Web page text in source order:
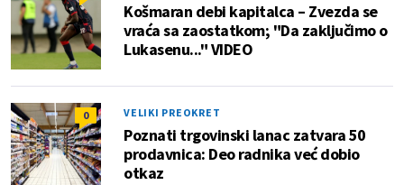
Košmaran debi kapitalca – Zvezda se
vraća sa zaostatkom; "Da zaključimo o
Lukasenu..." VIDEO
0 VELIKI PREOKRET
Poznati trgovinski lanac zatvara 50
prodavnica: Deo radnika već dobio
otkaz